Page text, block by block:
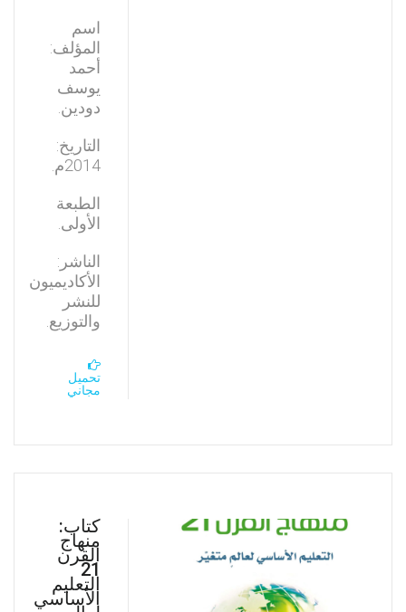
اسم
المؤلف:
أحمد
يوسف
دودين.
التاريخ:
2014م.
الطبعة
الأولى.
الناشر:
الأكاديميون
للنشر
والتوزيع.
تحميل
مجاني
كتاب:
منهاج
القرن
21
التعليم
الأساسي